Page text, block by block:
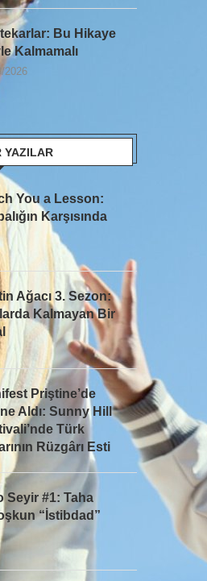
Bu Hikaye
Kalmamalı
2026
YAZILAR
You a Lesson:
Karşısında
Ağacı 3. Sezon:
Kalmayan Bir
Priştine’de
Aldı: Sunny Hill
Türk
Rüzgârı Esti
Seyir #1: Taha
“İstibdad”